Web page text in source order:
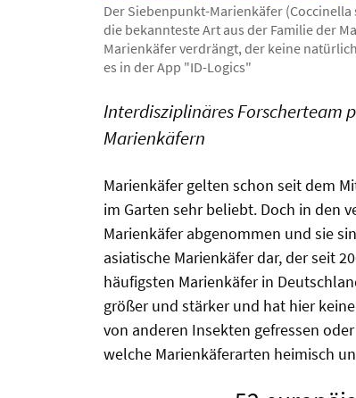
Der Siebenpunkt-Marienkäfer
die bekannteste Art aus der Familie der
Marienkäfer verdrängt, der keine
es in der App "ID-Logics"
Interdisziplinäres Forscherteam
Marienkäfern
Marienkäfer gelten schon seit dem
im Garten sehr beliebt. Doch in den
Marienkäfer abgenommen und sie
asiatische Marienkäfer dar, derseit
häufigsten Marienkäfer in
größer und stärker und hat hier
von anderen Insekten gefressen
welche Marienkäferarten heimisch